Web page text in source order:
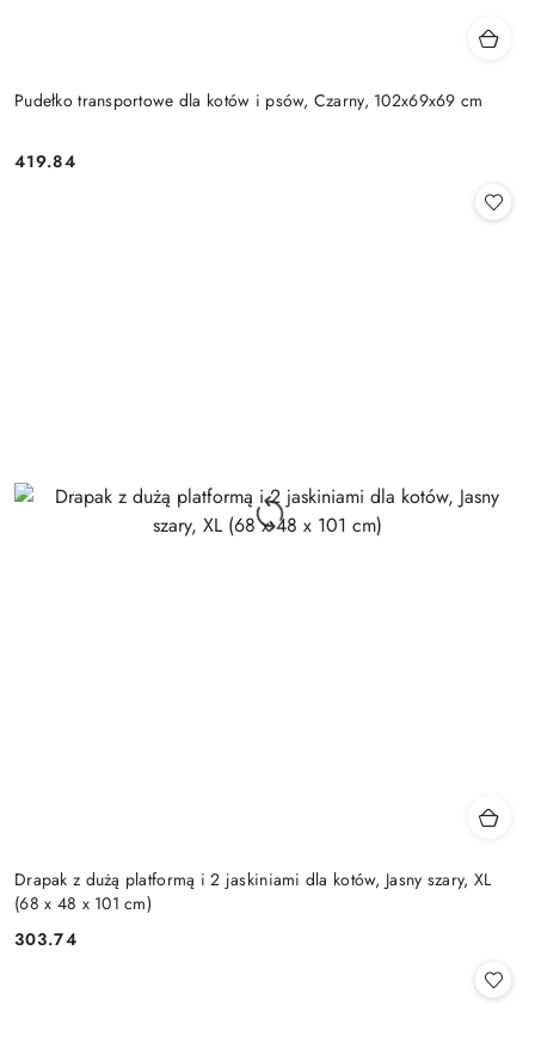
Pudełko transportowe dla kotów i psów, Czarny, 102x69x69 cm
Cena:
419.84
Drapak z dużą platformą i 2 jaskiniami dla kotów, Jasny szary, XL
(68 x 48 x 101 cm)
Cena:
303.74